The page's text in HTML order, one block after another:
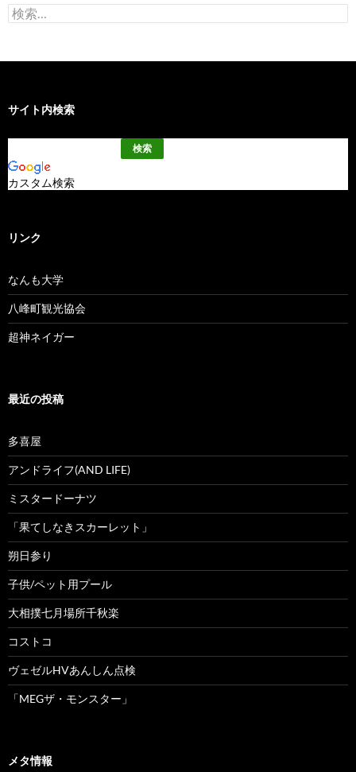
検
索:
サイト内検索
カスタム検索
リンク
なんも大学
八峰町観光協会
超神ネイガー
最近の投稿
多喜屋
アンドライフ(AND LIFE)
ミスタードーナツ
「果てしなきスカーレット」
朔日参り
子供/ペット用プール
大相撲七月場所千秋楽
コストコ
ヴェゼルHVあんしん点検
「MEGザ・モンスター」
メタ情報